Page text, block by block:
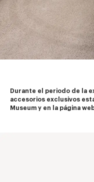
Durante el periodo de la
accesorios exclusivos
Museum y en la página